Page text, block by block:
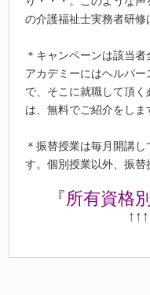
の介護福祉士実務者研修
＊キャンペーンは該当
アカデミーにはヘルパ
で、そこに就職して頂
は、無料でご紹介をしま
＊振替授業は毎月開講
す。個別授業以外、振替
『所有資格